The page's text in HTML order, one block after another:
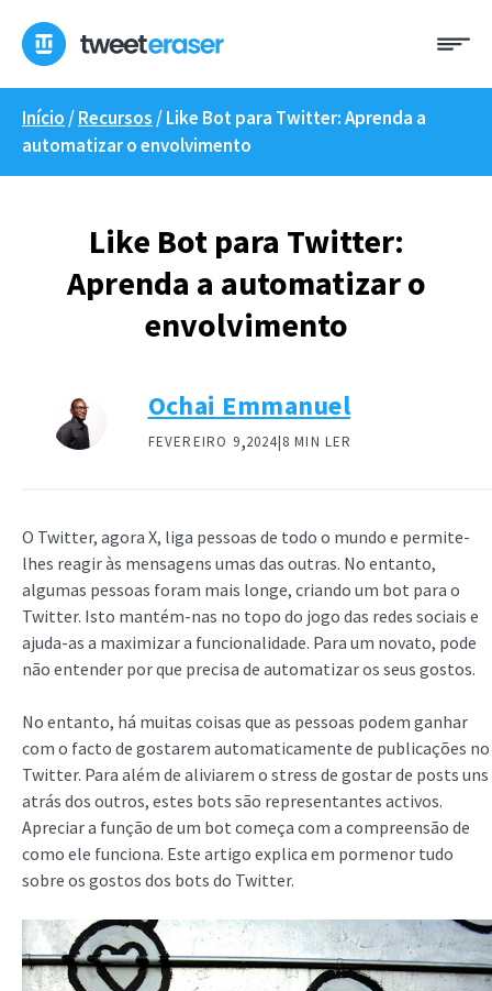
para
conteúdo
Início /Recursos /Like Bot para Twitter: Aprenda a
automatizar o envolvimento
Like Bot para Twitter:
Aprenda a automatizar o
envolvimento
Ochai Emmanuel
FEVEREIRO 9,2024|8 MIN LER
O Twitter, agora X, liga pessoas de todo o mundo e permite-
lhes reagir às mensagens umas das outras. No entanto,
algumas pessoas foram mais longe, criando um bot para o
Twitter. Isto mantém-nas no topo do jogo das redes sociais e
ajuda-as a maximizar a funcionalidade. Para um novato, pode
não entender por que precisa de automatizar os seus gostos.
No entanto, há muitas coisas que as pessoas podem ganhar
com o facto de gostarem automaticamente de publicações no
Twitter. Para além de aliviarem o stress de gostar de posts uns
atrás dos outros, estes bots são representantes activos.
Apreciar a função de um bot começa com a compreensão de
como ele funciona. Este artigo explica em pormenor tudo
sobre os gostos dos bots do Twitter.